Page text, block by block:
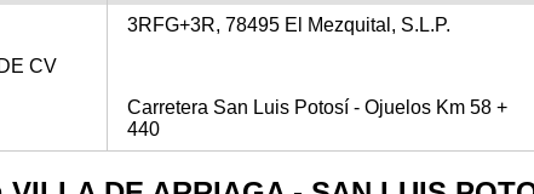
3RFG+3R, 78495 El Mezquital, S.L.P.
CV
Carretera San Luis Potosí - Ojuelos Km 58 +
440